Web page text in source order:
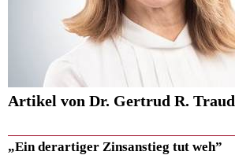
Artikel von Dr. Gertrud R. Traud
„Ein derartiger Zinsanstieg tut weh”